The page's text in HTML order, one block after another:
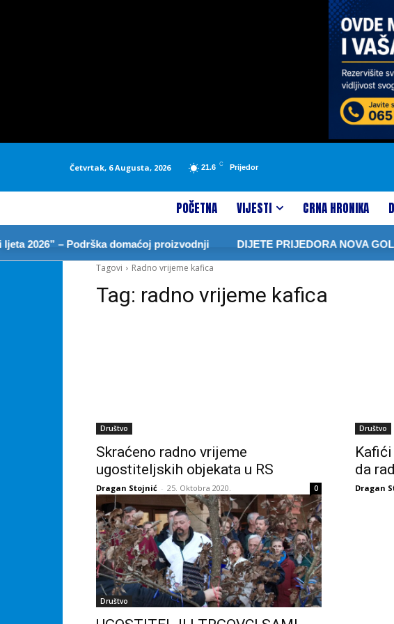
Četvrtak, 6 Augusta, 2026 21.6 C Prijedor
POČETNA VIJESTI CRNA HRONIKA
2026” – Podrška domaćoj proizvodnji DIJETE PRIJEDORA NOVA
Tagovi
Radno vrijeme kafica
Tag: radno vrijeme kafica
Društvo
Skraćeno radno vrijeme
ugostiteljskih objekata u RS
Dragan Stojnić - 25. Oktobra 2020. 0
Društvo
da
Dragan
Društvo